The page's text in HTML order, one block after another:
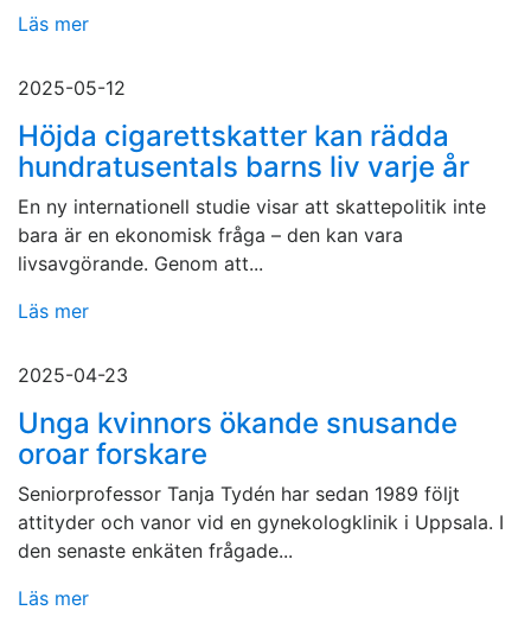
Läs mer
2025-05-12
Höjda cigarettskatter kan rädda
hundratusentals barns liv varje år
En ny internationell studie visar att skattepolitik inte
bara är en ekonomisk fråga – den kan vara
livsavgörande. Genom att...
Läs mer
2025-04-23
Unga kvinnors ökande snusande
oroar forskare
Seniorprofessor Tanja Tydén har sedan 1989 följt
attityder och vanor vid en gynekologklinik i Uppsala. I
den senaste enkäten frågade...
Läs mer